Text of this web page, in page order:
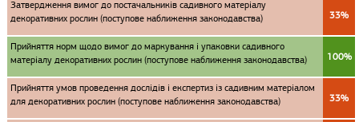
Затвердження вимог до постачальників садивного матеріалу
декоративних рослин (поступове наближення законодавства)
33%
Прийняття норм щодо вимог до маркування і упаковки садивного
матеріалу декоративних рослин (поступове наближення законодавства)
100%
Прийняття умов проведення дослідів і експертиз із садивним матеріалом
для декоративних рослин (поступове наближення законодавства)
33%